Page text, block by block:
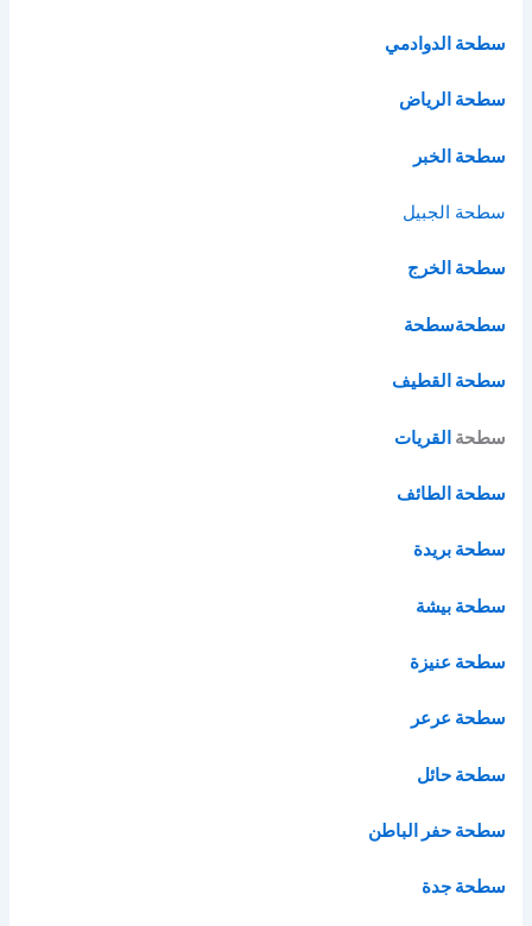
سطحة الدوادمي
سطحة الرياض
سطحة الخبر
سطحة الجبيل
سطحة الخرج
سطحةسطحة
سطحة القطيف
سطحة القريات
سطحة الطائف
سطحة بريدة
سطحة بيشة
سطحة عنيزة
سطحة عرعر
سطحة حائل
سطحة حفر الباطن
سطحة جدة